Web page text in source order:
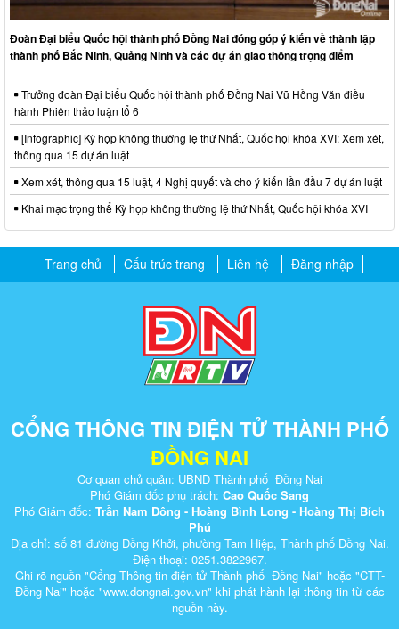
Đoàn Đại biểu Quốc hội thành phố Đồng Nai đóng góp ý kiến về thành lập
thành phố Bắc Ninh, Quảng Ninh và các dự án giao thông trọng điểm
Trưởng đoàn Đại biểu Quốc hội thành phố Đồng Nai Vũ Hồng Văn điều
hành Phiên thảo luận tổ 6
[Infographic] Kỳ họp không thường lệ thứ Nhất, Quốc hội khóa XVI: Xem xét,
thông qua 15 dự án luật
Xem xét, thông qua 15 luật, 4 Nghị quyết và cho ý kiến lần đầu 7 dự án luật
Khai mạc trọng thể Kỳ họp không thường lệ thứ Nhất, Quốc hội khóa XVI
Trang chủ Cấu trúc trang Liên hệ Đăng nhập
CỔNG THÔNG TIN ĐIỆN TỬ THÀNH PHỐ
ĐỒNG NAI
Cơ quan chủ quản: UBND Thành phố Đồng Nai
Phó Giám đốc phụ trách: Cao Quốc Sang
Phó Giám đốc: Trần Nam Đông - Hoàng Bình Long - Hoàng Thị Bích
Phú
Địa chỉ: số 81 đường Đồng Khởi, phường Tam Hiệp, Thành phố Đồng Nai.
Điện thoại: 0251.3822967.
Ghi rõ nguồn "Cổng Thông tin điện tử Thành phố Đồng Nai" hoặc "CTT-
Đồng Nai" hoặc "www.dongnai.g​ov.vn" khi ​phát hành lại thông tin từ các
nguồn này.​